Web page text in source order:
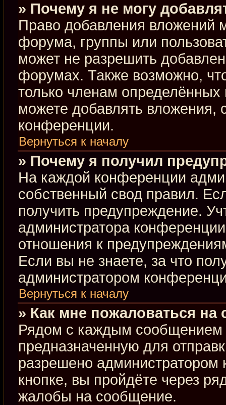
» Почему я не могу
Право добавления вложений
форума, группы или
может не разрешить
форумах. Также возможно,
только членам
можете добавлять вложения,
конференции.
Вернуться к началу
» Почему я получил
На каждой конференции
собственный свод правил.
получить предупреждение.
администратора
отношения к
Если вы не знаете, за что
администратором
Вернуться к началу
» Как мне пожаловаться
Рядом с каждым сообщением
предназначенную для
разрешено
кнопке, вы пройдёте через
жалобы на сообщение.